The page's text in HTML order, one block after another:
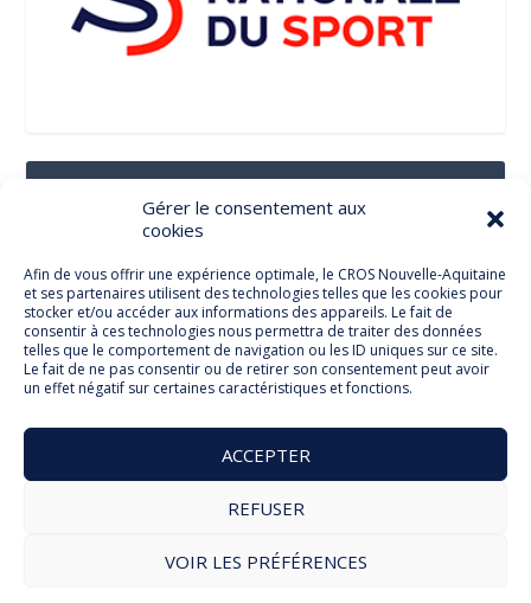
Gérer le consentement aux
cookies
Afin de vous offrir une expérience optimale, le CROS Nouvelle-Aquitaine
et ses partenaires utilisent des technologies telles que les cookies pour
stocker et/ou accéder aux informations des appareils. Le fait de
consentir à ces technologies nous permettra de traiter des données
telles que le comportement de navigation ou les ID uniques sur ce site.
Le fait de ne pas consentir ou de retirer son consentement peut avoir
un effet négatif sur certaines caractéristiques et fonctions.
ACCEPTER
REFUSER
VOIR LES PRÉFÉRENCES
Suivez-Nous Sur Les Réseaux Sociaux
Facebook
2026